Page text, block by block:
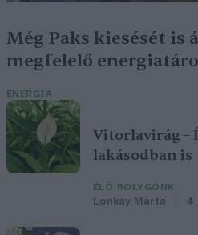
Még Paks kiesését is
megfelelő
ENERGIA
Vitorlavirág –
lakásodban is
ÉLŐ BOLYGÓNK
Lonkay Márta 4